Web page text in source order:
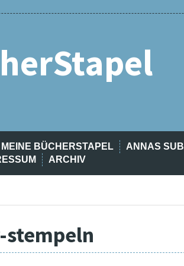
MEINE BÜCHERSTAPEL ANNAS SUB
ARCHIV